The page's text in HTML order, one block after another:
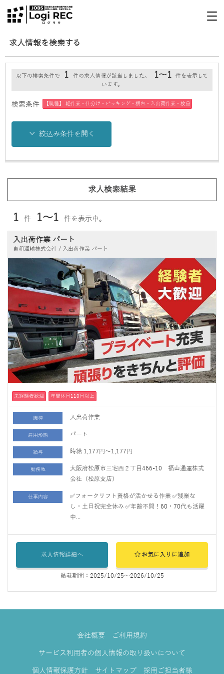
求人情報を検索する
以下の検索条件で 1 件の求人情報が該当しました。 1～1
件を表示して
います。
検索条件 【職種】 軽作業・仕分け・ピッキング・梱包・入出荷作業・検品
絞込み条件を開く
求人検索結果
1 件 1～1 件を表示中。
入出荷作業 パート
東和運輸株式会社 / 入出荷作業 パート
未経験者歓迎 年間休日110日以上
職種 入出荷作業
雇用形態 パート
給与 時給 1,177円～1,177円
勤務地
大阪府松原市三宅西２丁目466-10 福山通運株式
会社（松原支店）
仕事内容
✅フォークリフト資格が活かせる作業 ✅残業な
し・土日祝完全休み ✅年齢不問！60・70代も活躍
中...
求人情報詳細へ お気に入りに追加
掲載期間：2025/10/25～2026/10/25
会社概要 ご利用規約
サービス利用者の個人情報の取り扱いについて
個人情報保護方針 サイトマップ 採用ご担当者様